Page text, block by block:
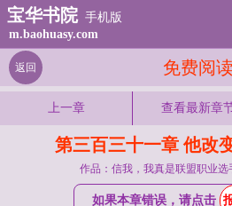
宝华书院 手机版
m.baohuasy.com
免费阅读
返回
上一章 查看最新章
第三百三十一章 他改
作品：信我，我真是联盟职业选
如果本章错误，请点击